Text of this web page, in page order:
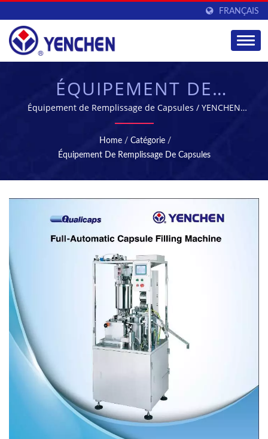
FRANÇAIS
ÉQUIPEMENT DE
REMPLISSAGE DE
CAPSULES -
ÉQUIPEMENT DE
FABRICATION POUR
L'INDUSTRIE
PHARMACEUTIQUE |
YENCHEN
Équipement de Remplissage de Capsules / YENCHEN
MACHINERY - fabricant de machines pharmaceutiques
leader à Taïwan
Home / Catégorie /
Équipement De Remplissage De Capsules